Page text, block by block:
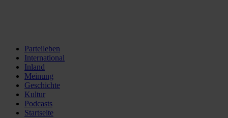
Parteileben
International
Inland
Meinung
Geschichte
Kultur
Podcasts
Startseite